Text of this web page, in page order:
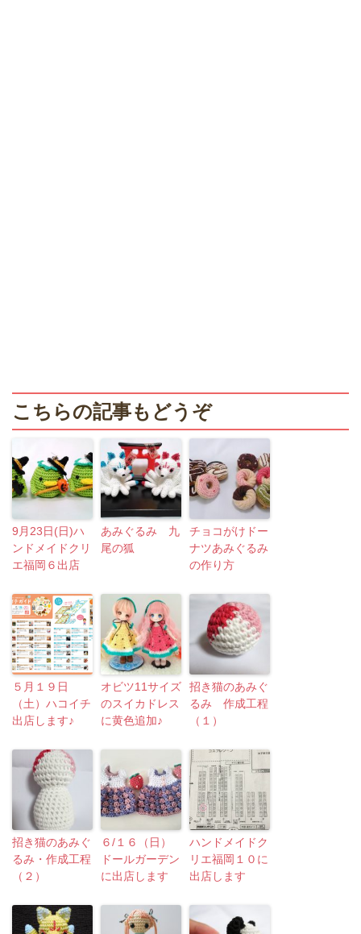
こちらの記事もどうぞ
9月23日(日)ハ
ンドメイドクリ
エ福岡６出店
あみぐるみ 九
尾の狐
チョコがけドー
ナツあみぐるみ
の作り方
５月１９日
（土）ハコイチ
出店します♪
オビツ11サイズ
のスイカドレス
に黄色追加♪
招き猫のあみぐ
るみ 作成工程
（１）
招き猫のあみぐ
るみ・作成工程
（２）
６/１６（日）
ドールガーデン
に出店します
ハンドメイドク
リエ福岡１０に
出店します